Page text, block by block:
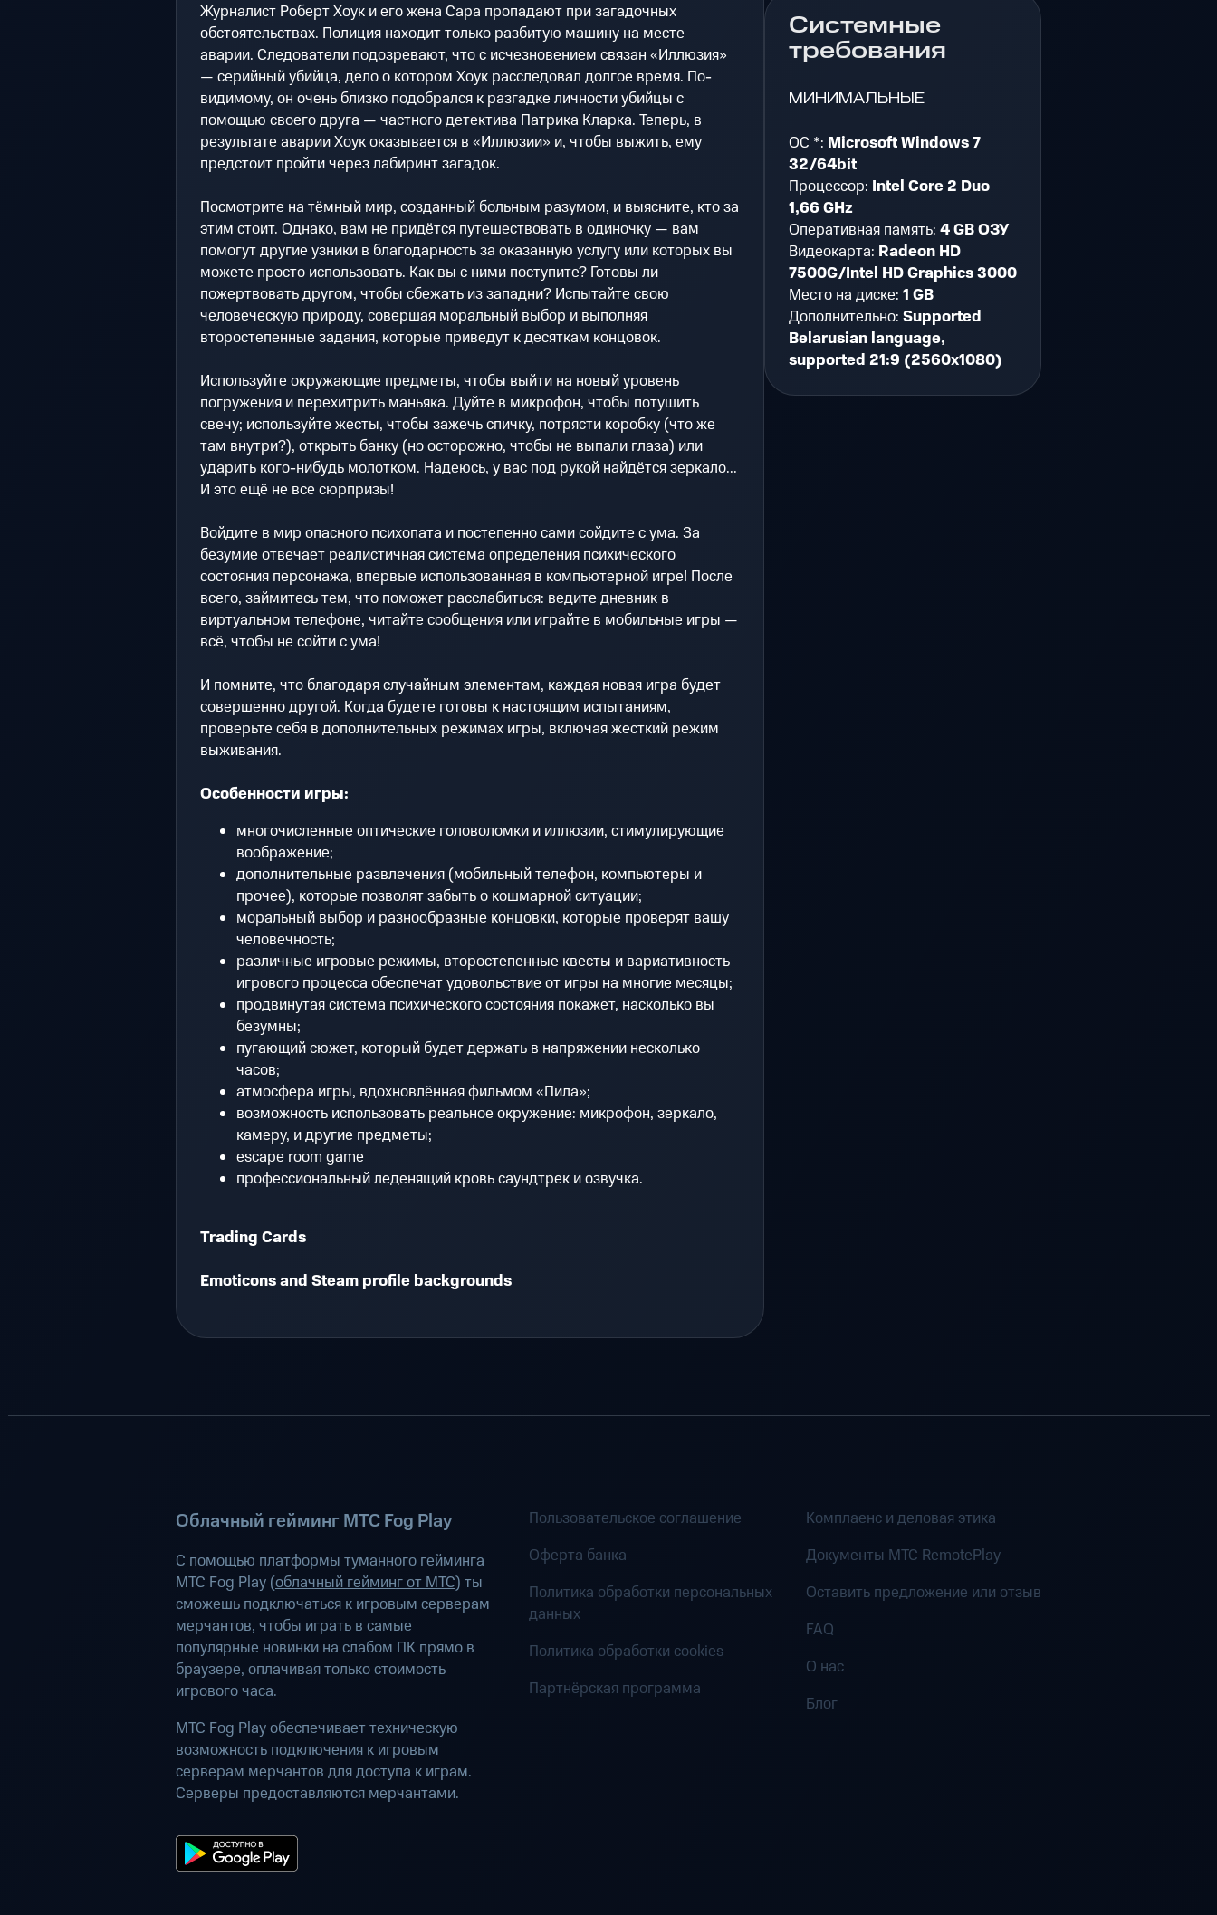
Журналист Роберт Хоук и его жена Сара пропадают при загадочных
обстоятельствах. Полиция находит только разбитую машину на месте
аварии. Следователи подозревают, что с исчезновением связан «Иллюзия»
— серийный убийца, дело о котором Хоук расследовал долгое время. По-
видимому, он очень близко подобрался к разгадке личности убийцы с
помощью своего друга — частного детектива Патрика Кларка. Теперь, в
результате аварии Хоук оказывается в «Иллюзии» и, чтобы выжить, ему
предстоит пройти через лабиринт загадок.
Посмотрите на тёмный мир, созданный больным разумом, и выясните, кто за
этим стоит. Однако, вам не придётся путешествовать в одиночку — вам
помогут другие узники в благодарность за оказанную услугу или которых вы
можете просто использовать. Как вы с ними поступите? Готовы ли
пожертвовать другом, чтобы сбежать из западни? Испытайте свою
человеческую природу, совершая моральный выбор и выполняя
второстепенные задания, которые приведут к десяткам концовок.
Используйте окружающие предметы, чтобы выйти на новый уровень
погружения и перехитрить маньяка. Дуйте в микрофон, чтобы потушить
свечу; используйте жесты, чтобы зажечь спичку, потрясти коробку (что же
там внутри?), открыть банку (но осторожно, чтобы не выпали глаза) или
ударить кого-нибудь молотком. Надеюсь, у вас под рукой найдётся зеркало...
И это ещё не все сюрпризы!
Войдите в мир опасного психопата и постепенно сами сойдите с ума. За
безумие отвечает реалистичная система определения психического
состояния персонажа, впервые использованная в компьютерной игре! После
всего, займитесь тем, что поможет расслабиться: ведите дневник в
виртуальном телефоне, читайте сообщения или играйте в мобильные игры —
всё, чтобы не сойти с ума!
И помните, что благодаря случайным элементам, каждая новая игра будет
совершенно другой. Когда будете готовы к настоящим испытаниям,
проверьте себя в дополнительных режимах игры, включая жесткий режим
выживания.
Особенности игры:
многочисленные оптические головоломки и иллюзии, стимулирующие
воображение;
дополнительные развлечения (мобильный телефон, компьютеры и
прочее), которые позволят забыть о кошмарной ситуации;
моральный выбор и разнообразные концовки, которые проверят вашу
человечность;
различные игровые режимы, второстепенные квесты и вариативность
игрового процесса обеспечат удовольствие от игры на многие месяцы;
продвинутая система психического состояния покажет, насколько вы
безумны;
пугающий сюжет, который будет держать в напряжении несколько
часов;
атмосфера игры, вдохновлённая фильмом «Пила»;
возможность использовать реальное окружение: микрофон, зеркало,
камеру, и другие предметы;
escape room game
профессиональный леденящий кровь саундтрек и озвучка.
Trading Cards
Emoticons and Steam profile backgrounds
Системные
требования
МИНИМАЛЬНЫЕ
ОС *: Microsoft Windows 7
32/64bit
Процессор: Intel Core 2 Duo
1,66 GHz
Оперативная память: 4 GB ОЗУ
Видеокарта: Radeon HD
7500G/Intel HD Graphics 3000
Место на диске: 1 GB
Дополнительно: Supported
Belarusian language,
supported 21:9 (2560x1080)
Облачный гейминг МТС Fog Play
С помощью платформы туманного гейминга
МТС Fog Play (облачный гейминг от МТС) ты
сможешь подключаться к игровым серверам
мерчантов, чтобы играть в самые
популярные новинки на слабом ПК прямо в
браузере, оплачивая только стоимость
игрового часа.
МТС Fog Play обеспечивает техническую
возможность подключения к игровым
серверам мерчантов для доступа к играм.
Серверы предоставляются мерчантами.
Пользовательское соглашение
Оферта банка
Политика обработки персональных
данных
Политика обработки cookies
Партнёрская программа
Комплаенс и деловая этика
Документы MTC RemotePlay
Оставить предложение или отзыв
FAQ
О нас
Блог